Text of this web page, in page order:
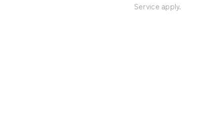
Service apply.